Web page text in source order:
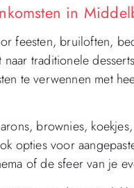
in
feesten, bruiloften,
traditionele
te verwennen met
brownies,
opties voor
of de sfeer van je